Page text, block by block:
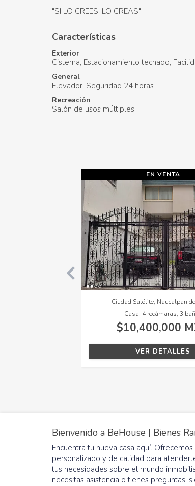
"SI LO CREES, LO CREAS"
Características
Exterior
Cisterna Estacionamiento techado
General
Elevador Seguridad 24 horas
Recreación
Salón de usos múltiples
Bienvenido a BeHouse | Bienes
Encuentra tu nueva casa aquí.
personalizado y de calidad para
tus necesidades sobre el mundo
necesitas asistencia o tienes preguntas,